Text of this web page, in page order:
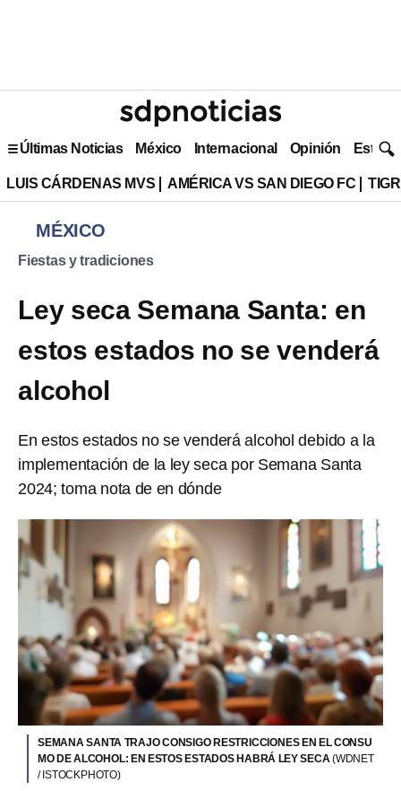
Últimas Noticias México Internacional Opinión Estilo
LUIS CÁRDENAS MVS AMÉRICA VS SAN DIEGO FC
MÉXICO
Fiestas y tradiciones
Ley seca Semana Santa: en
estos estados no se venderá
alcohol
En estos estados no se venderá alcohol debido a la
implementación de la ley seca por Semana Santa
2024; toma nota de en dónde
SEMANA SANTA TRAJO CONSIGO RESTRICCIONES EN EL CONSU
MO DE ALCOHOL: EN ESTOS ESTADOS HABRÁ LEY SECA(WDNET
/ ISTOCKPHOTO)